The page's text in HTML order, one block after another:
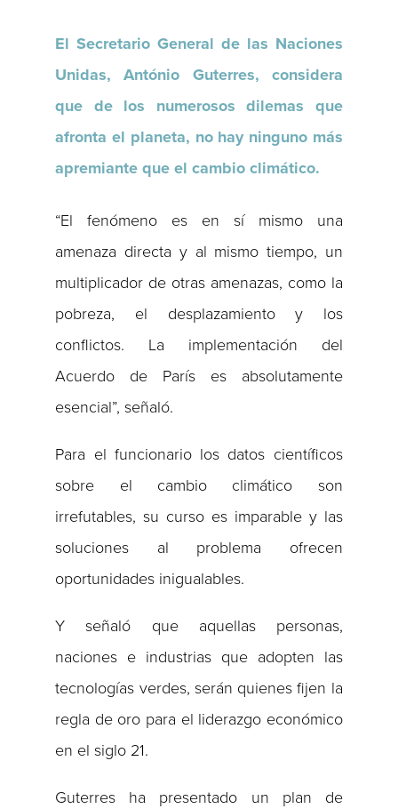
El Secretario General de las Naciones
Unidas, António Guterres, considera
que de los numerosos dilemas que
afronta el planeta, no hay ninguno más
apremiante que el cambio climático.
“El fenómeno es en sí mismo una
amenaza directa y al mismo tiempo, un
multiplicador de otras amenazas, como la
pobreza, el desplazamiento y los
conflictos. La implementación del
Acuerdo de París es absolutamente
esencial”, señaló.
Para el funcionario los datos científicos
sobre el cambio climático son
irrefutables, su curso es imparable y las
soluciones al problema ofrecen
oportunidades inigualables.
Y señaló que aquellas personas,
naciones e industrias que adopten las
tecnologías verdes, serán quienes fijen la
regla de oro para el liderazgo económico
en el siglo 21.
Guterres ha presentado un plan de